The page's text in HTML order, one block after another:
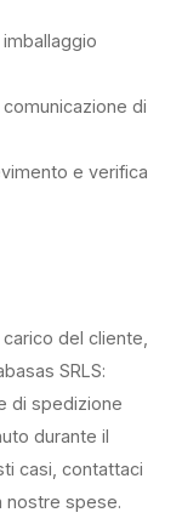
di
e verifica
del cliente,
SRLS:
di spedizione
durante il
casi, contattaci
nostre spese.